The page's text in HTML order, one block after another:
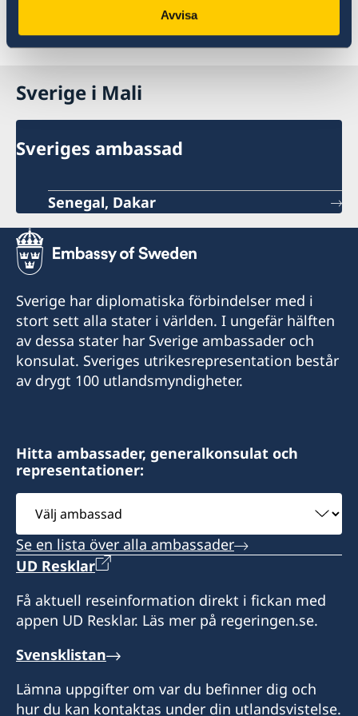
Avvisa
alarm@gouda-rf.se
http://www.gouda-rf.se
Sverige i Mali
Sveriges ambassad
Senegal, Dakar
Sverige har diplomatiska förbindelser med i
stort sett alla stater i världen. I ungefär hälften
av dessa stater har Sverige ambassader och
konsulat. Sveriges utrikesrepresentation består
av drygt 100 utlandsmyndigheter.
Hitta ambassader, generalkonsulat och
representationer:
Välj
ambassad
Se en lista över alla ambassader
UD Resklar
Få aktuell reseinformation direkt i fickan med
appen UD Resklar. Läs mer på regeringen.se.
Svensklistan
Lämna uppgifter om var du befinner dig och
hur du kan kontaktas under din utlandsvistelse.